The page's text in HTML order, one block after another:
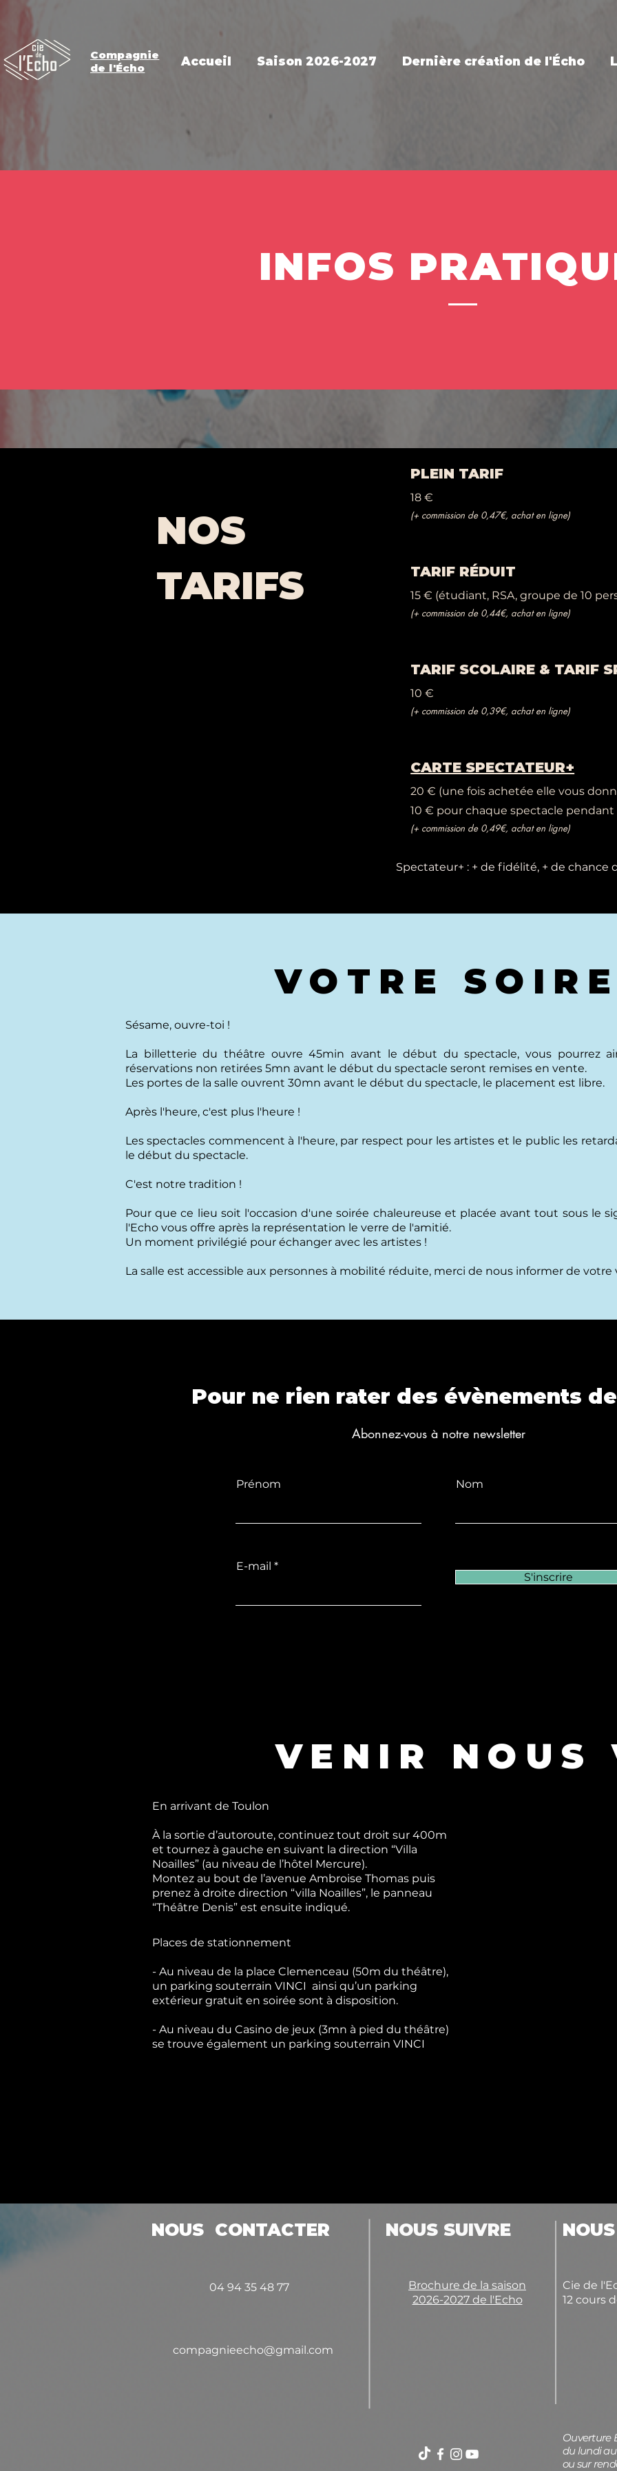
Compagnie
de l'Écho
Accueil Saison 2026-2027 Dernière création de l'Écho
INFOS
NOS
TARIFS
PLEIN TARIF
18 €
(+ commission de 0,47€, achat en ligne)
TARIF RÉDUIT
15 € (étudiant, RSA, groupe de 10
(+ commission de 0,44€, achat en ligne)
TARIF SCOLAIRE & TARIF
10 €
(+ commission de 0,39€, achat en ligne)
CARTE SPECTATEUR+
20 € (une fois achetée elle vous
10 € pour chaque spectacle pendant
(+ commission de 0,49€, achat en ligne)
Spectateur+ : + de fidélité, + de chance
VOTRE
Sésame, ouvre-toi !
La billetterie du théâtre ouvre 45min avant le début du spectacle, vous pourrez
réservations non retirées 5mn avant le début du spectacle seront remises en vente.
Les portes de la salle ouvrent 30mn avant le début du spectacle, le placement est libre.
Après l'heure, c'est plus l'heure !
Les spectacles commencent à l'heure, par respect pour les artistes et le public les
le début du spectacle.
C'est notre tradition !
Pour que ce lieu soit l'occasion d'une soirée chaleureuse et placée avant tout sous le
l'Echo vous offre après la représentation le verre de l'amitié.
Un moment privilégié pour échanger avec les artistes !
La salle est accessible aux personnes à mobilité réduite, merci de nous informer de votre
Pour ne rien rater des évènements
Abonnez-vous à notre newsletter
Prénom Nom
E-mail
S'inscrire
VENIR NOUS
En arrivant de Toulon
À la sortie d’autoroute, continuez tout droit sur 400m
et tournez à gauche en suivant la direction “Villa
Noailles” (au niveau de l’hôtel Mercure).
Montez au bout de l’avenue Ambroise Thomas puis
prenez à droite direction “villa Noailles”, le panneau
“Théâtre Denis” est ensuite indiqué.
Places de stationnement
- Au niveau de la place Clemenceau (50m du théâtre),
un parking souterrain VINCI ainsi qu’un parking
extérieur gratuit en soirée sont à disposition.
- Au niveau du Casino de jeux (3mn à pied du théâtre)
se trouve également un parking souterrain VINCI
NOUS CONTACTER NOUS SUIVRE
04 94 35 48 77
Brochure de la saison
2026-2027 de l'Echo
Cie de
12 cours
compagnieecho@gmail.com
Ouverture
du lundi
ou sur